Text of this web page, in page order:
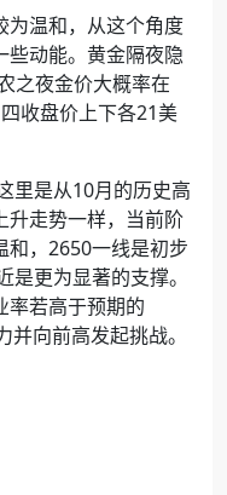
为温和，从这个角度
些动能。黄金隔夜隐
之夜金价大概率在
收盘价上下各21美
里是从10月的历史高
升走势一样，当前阶
， 2650一线是初步
是更为显著的支撑。
率若高于预期的
向前高发起挑战。